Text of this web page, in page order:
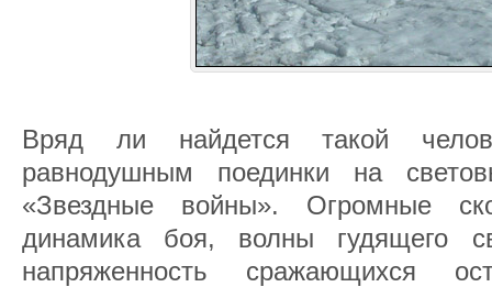
Вряд ли найдется такой
равнодушным поединки на
«Звездные войны». Огромные
динамика боя, волны гудящего
напряженность сражающихся